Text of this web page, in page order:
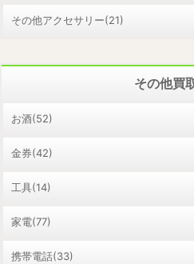
その他アクセサリー(21)
その他買
お酒(52)
金券(42)
工具(14)
家電(77)
携帯電話(33)